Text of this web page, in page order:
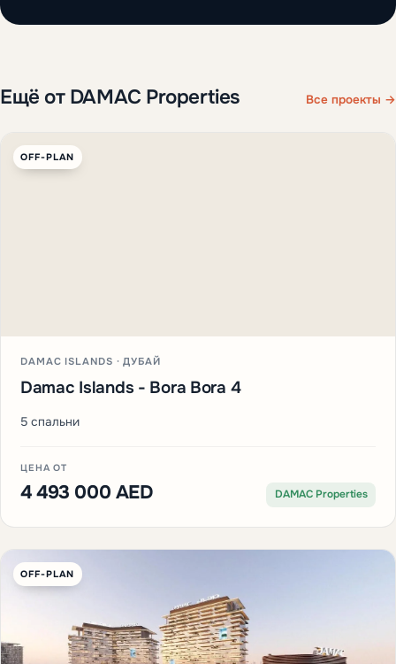
Ещё от DAMAC Properties Все проекты →
OFF-PLAN
DAMAC ISLANDS · ДУБАЙ
Damac Islands - Bora Bora 4
5 спальни
ЦЕНА ОТ
4 493 000 AED DAMAC Properties
OFF-PLAN